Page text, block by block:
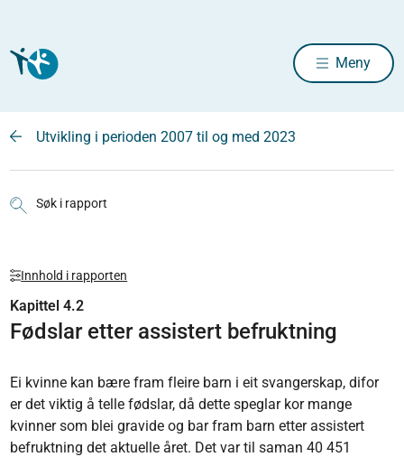
Meny
Utvikling i perioden 2007 til og med 2023
Søk i rapport
Innhold i rapporten
Kapittel 4.2
Fødslar etter assistert befruktning
Ei kvinne kan bære fram fleire barn i eit svangerskap, difor
er det viktig å telle fødslar, då dette speglar kor mange
kvinner som blei gravide og bar fram barn etter assistert
befruktning det aktuelle året. Det var til saman 40 451